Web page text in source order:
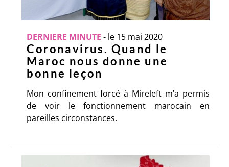
DERNIERE MINUTE - le 15 mai 2020
Coronavirus. Quand le
Maroc nous donne une
bonne leçon
Mon confinement forcé à Mireleft m’a permis
de voir le fonctionnement marocain en
pareilles circonstances.